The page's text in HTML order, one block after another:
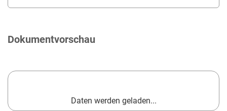
Dokumentvorschau
Daten werden geladen...